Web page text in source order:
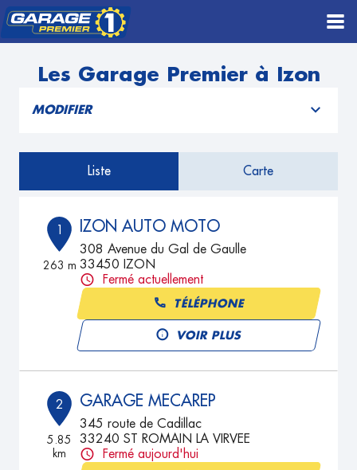
Les Garage Premier à Izon
MODIFIER
Liste Carte
1
263 m
IZON AUTO MOTO
308 Avenue du Gal de Gaulle
33450 IZON
Fermé actuellement
TÉLÉPHONE
VOIR PLUS
2
5.85
km
GARAGE MECAREP
345 route de Cadillac
33240 ST ROMAIN LA VIRVEE
Fermé aujourd'hui